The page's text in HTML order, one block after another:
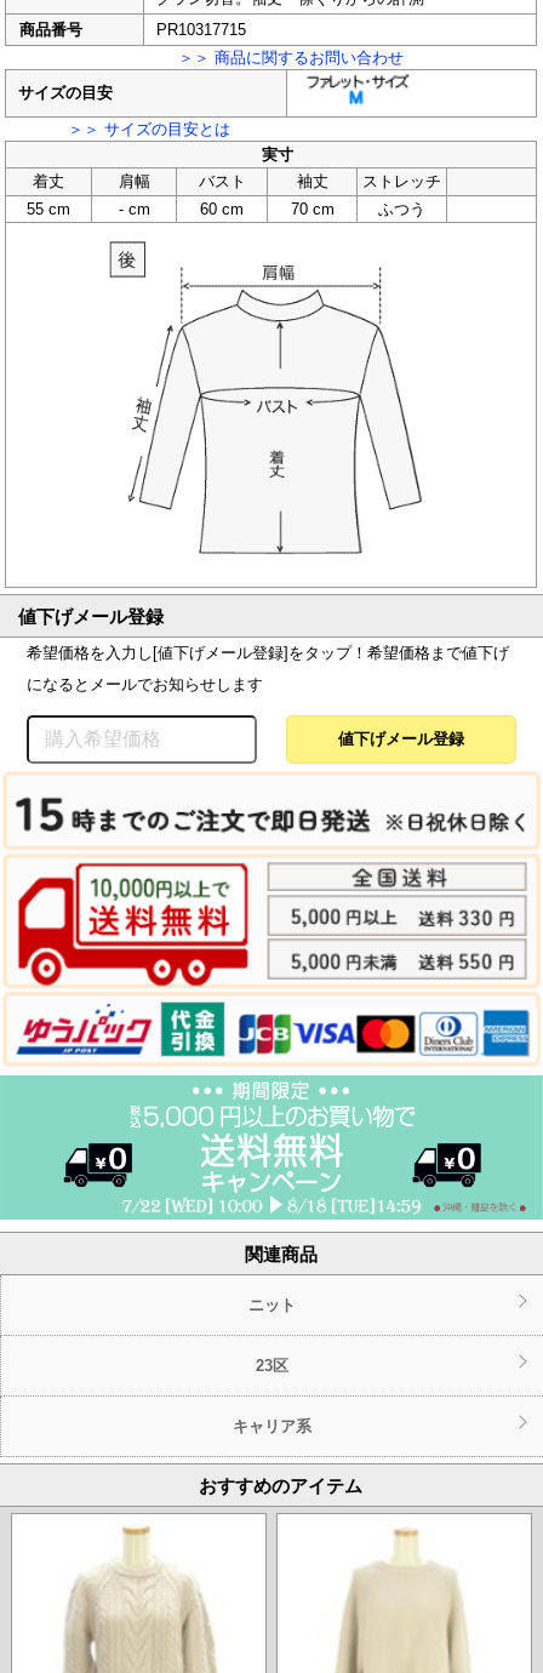
商品番号
PR10317715
＞＞ 商品に関するお問い合わせ
サイズの目安
＞＞ サイズの目安とは
実寸
着丈
肩幅 バスト 袖丈
ストレッチ
55 cm
- cm 60 cm 70 cm ふつう
値下げメール登録
希望価格を入力し[値下げメール登録]をタップ！希望価格まで値下げ
になるとメールでお知らせします
関連商品
ニット
23区
キャリア系
おすすめのアイテム